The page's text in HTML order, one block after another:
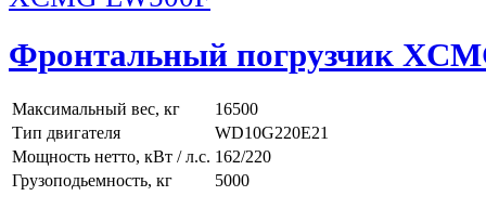
Фронтальный погрузчик
Максимальный вес, кг
16500
Тип двигателя
WD10G220E21
Мощность нетто, кВт / л.с. 162/220
Грузоподьемность, кг
5000